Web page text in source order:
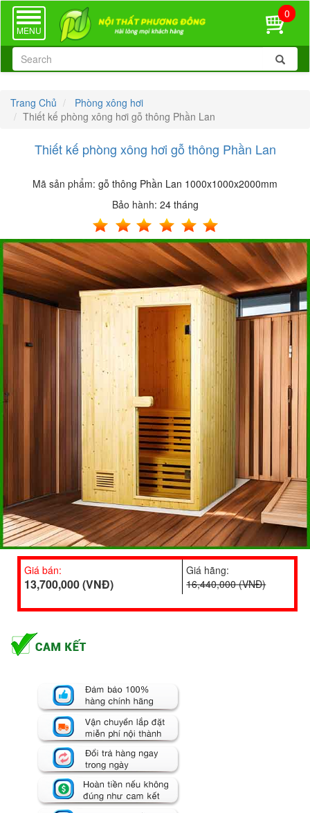
TOGGLE
NAVIGATION
MENU
0
Trang Chủ
Phòng xông hơi
Thiết kế phòng xông hơi gỗ thông Phần Lan
Thiết kế phòng xông hơi gỗ thông Phần Lan
Mã sản phẩm: gỗ thông Phần Lan 1000x1000x2000mm
Bảo hành: 24 tháng
Giá bán:
13,700,000 (VNĐ)
Giá hãng:
16,440,000 (VNĐ)